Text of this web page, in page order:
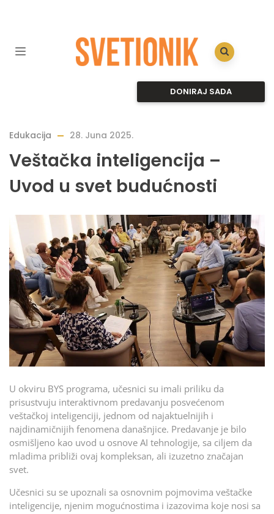
DONIRAJ SADA
Edukacija 28. Juna 2025.
Veštačka inteligencija –
Uvod u svet budućnosti
U okviru BYS programa, učesnici su imali priliku da
prisustvuju interaktivnom predavanju posvećenom
veštačkoj inteligenciji, jednom od najaktuelnijih i
najdinamičnijih fenomena današnjice. Predavanje je bilo
osmišljeno kao uvod u osnove AI tehnologije, sa ciljem da
mladima približi ovaj kompleksan, ali izuzetno značajan
svet.
Učesnici su se upoznali sa osnovnim pojmovima veštačke
inteligencije, njenim mogućnostima i izazovima koje nosi sa